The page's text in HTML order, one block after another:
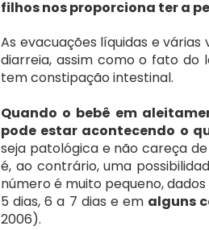
filhos nos proporciona ter a
As evacuações líquidas e
diarreia, assim como o fato
tem constipação intestinal.
Quando o bebê em
pode estar acontecendo o
seja patológica e não careça
é, ao contrário, uma
número é muito pequeno,
5 dias, 6 a 7 dias e em alguns
2006).